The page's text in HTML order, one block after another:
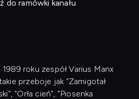
do ramówki kanału
roku zespół Varius Manx
przeboje jak "Zamigotał
"Orła cień", "Piosenka